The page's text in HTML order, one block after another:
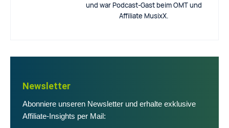
und war Podcast-Gast beim OMT und
Affiliate MusixX.
Newsletter
Abonniere unseren Newsletter und erhalte exklusive
Affiliate-Insights per Mail: